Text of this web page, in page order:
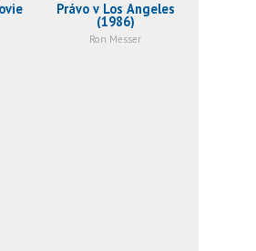
Právo v Los Angeles
(1986)
Ron Messer